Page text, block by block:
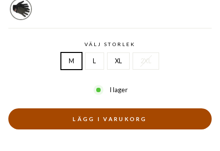
VÄLJ STORLEK
M L XL 2XL
I lager
LÄGG I VARUKORG